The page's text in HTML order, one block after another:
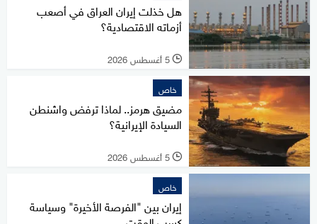
هل خذلت إيران العراق في أصعب
أزماته الاقتصادية؟
l 5 أغسطس 2026
خاص
مضيق هرمز.. لماذا ترفض واشنطن
السيادة الإيرانية؟
l 5 أغسطس 2026
خاص
إيران بين "الفرصة الأخيرة" وسياسة